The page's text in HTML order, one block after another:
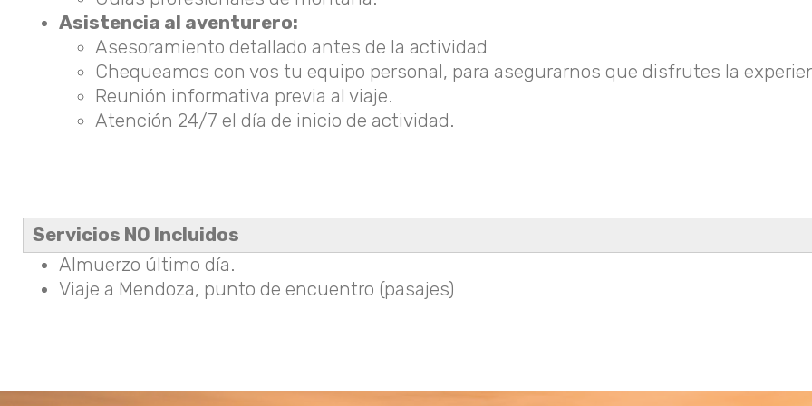
Asistencia al aventurero:
Asesoramiento detallado antes de la actividad
Chequeamos con vos tu equipo personal, para asegurarnos que disfrutes la
Reunión informativa previa al viaje.
Atención 24/7 el día de inicio de actividad.
Servicios NO Incluidos
Almuerzo último día.
Viaje a Mendoza, punto de encuentro (pasajes)